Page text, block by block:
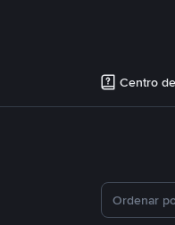
Centro
Ordenar